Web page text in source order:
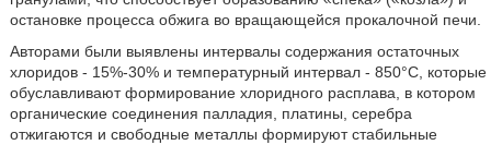
остановке процесса обжига во вращающейся прокалочной печи.
Авторами были выявлены интервалы содержания остаточных
хлоридов - 15%-30% и температурный интервал - 850°С, которые
обуславливают формирование хлоридного расплава, в котором
органические соединения палладия, платины, серебра
отжигаются и свободные металлы формируют стабильные